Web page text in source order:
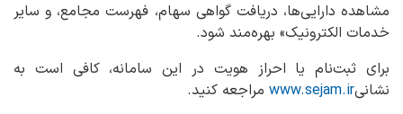
مشاهده دارایی‌ها، دریافت گواهی سهام، فهرست مجامع، و سایر
خدمات الکترونیک» بهره‌مند شود.
برای ثبت‌نام یا احراز هویت در این سامانه، کافی است به
نشانیwww.sejam.ir مراجعه کنید.